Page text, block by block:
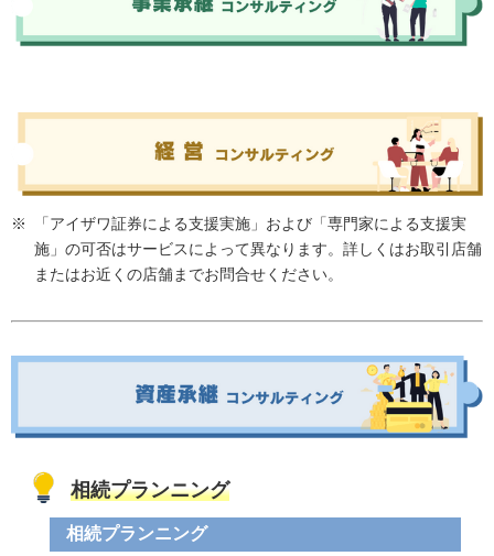
「アイザワ証券による支援実施」および「専門家による支援実
施」の可否はサービスによって異なります。詳しくはお取引店舗
またはお近くの店舗までお問合せください。
相続プランニング
相続プランニング